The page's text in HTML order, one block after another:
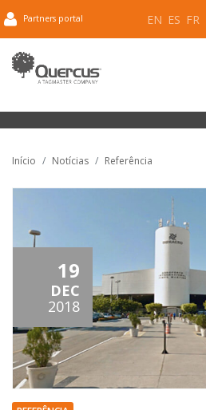
Partners portal EN ES FR
Início Notícias Referência
19
DEC
2018